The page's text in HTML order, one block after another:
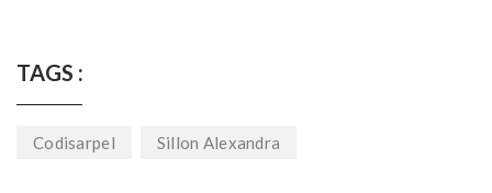
TAGS :
Codisarpel Sillon Alexandra